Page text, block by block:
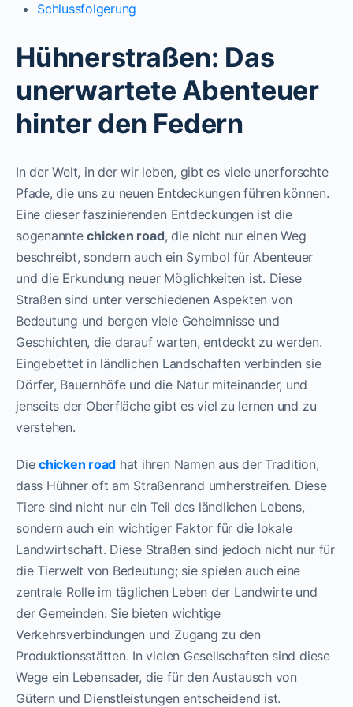
Schlussfolgerung
Hühnerstraßen: Das
unerwartete Abenteuer
hinter den Federn
In der Welt, in der wir leben, gibt es viele unerforschte
Pfade, die uns zu neuen Entdeckungen führen können.
Eine dieser faszinierenden Entdeckungen ist die
sogenanntechicken road, die nicht nur einen Weg
beschreibt, sondern auch ein Symbol für Abenteuer
und die Erkundung neuer Möglichkeiten ist. Diese
Straßen sind unter verschiedenen Aspekten von
Bedeutung und bergen viele Geheimnisse und
Geschichten, die darauf warten, entdeckt zu werden.
Eingebettet in ländlichen Landschaften verbinden sie
Dörfer, Bauernhöfe und die Natur miteinander, und
jenseits der Oberfläche gibt es viel zu lernen und zu
verstehen.
Diechicken road hat ihren Namen aus der Tradition,
dass Hühner oft am Straßenrand umherstreifen. Diese
Tiere sind nicht nur ein Teil des ländlichen Lebens,
sondern auch ein wichtiger Faktor für die lokale
Landwirtschaft. Diese Straßen sind jedoch nicht nur für
die Tierwelt von Bedeutung; sie spielen auch eine
zentrale Rolle im täglichen Leben der Landwirte und
der Gemeinden. Sie bieten wichtige
Verkehrsverbindungen und Zugang zu den
Produktionsstätten. In vielen Gesellschaften sind diese
Wege ein Lebensader, die für den Austausch von
Gütern und Dienstleistungen entscheidend ist.